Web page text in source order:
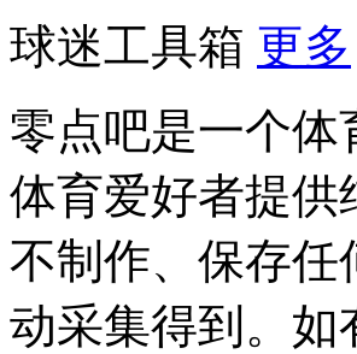
球迷工具箱 更多
零点吧是一个
体育爱好者提供
不制作、保存任
动采集得到。如